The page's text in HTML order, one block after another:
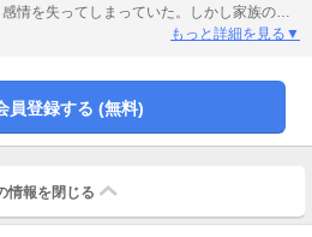
情を失ってしまっていた。しかし家族の仕
レイラはとある青年と再会するーー「レイ
デレララブストーリー！【※この作品は話
嬢は策士な伯爵様のお気に入り」の電子単
ようだと蔑まれた宝石令嬢は策士な伯爵様の
版限定描き下ろしおまけ漫画
もっと詳細を見る▼
員登録する (無料)
情報を 閉じる